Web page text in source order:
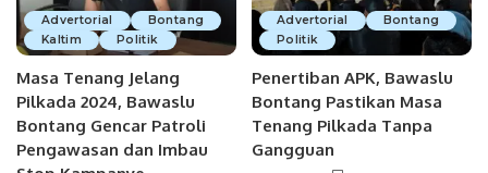
Advertorial
Bontang
Kaltim
Politik
Masa Tenang Jelang
Pilkada 2024, Bawaslu
Bontang Gencar Patroli
Pengawasan dan Imbau
Advertorial
Bontang
Politik
Penertiban APK, Bawaslu
Bontang Pastikan Masa
Tenang Pilkada Tanpa
Gangguan